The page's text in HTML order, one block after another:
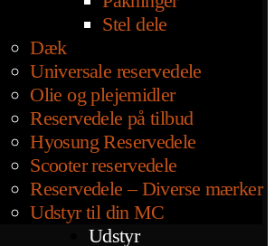
Stel dele
Dæk
Universale reservedele
Olie og plejemidler
Reservedele på tilbud
Hyosung Reservedele
Scooter reservedele
Reservedele – Diverse mærker
Udstyr til din MC
Udstyr